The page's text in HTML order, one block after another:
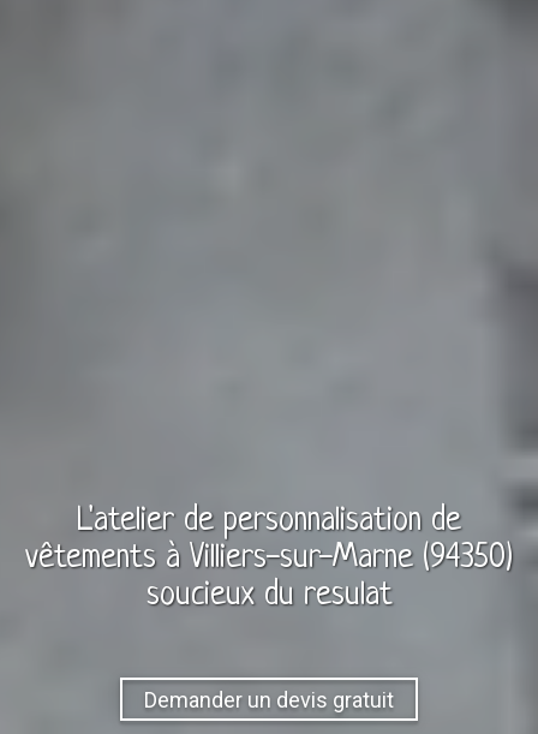
L'atelier de personnalisation de
vêtements à Villiers-sur-Marne (94350)
soucieux du resulat
Demander un devis gratuit